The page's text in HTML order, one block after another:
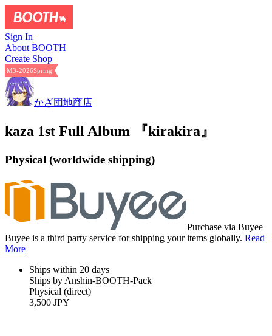
Sign In
About BOOTH
Create Shop
M3-2026Spring
かざ団地商店
kaza 1st Full Album 『kirakira』
Physical (worldwide shipping)
Purchase via Buyee
Buyee is a third party service for shipping your items globally. Read
More
Ships within 20 days
Ships by Anshin-BOOTH-Pack
Physical (direct)
3,500 JPY